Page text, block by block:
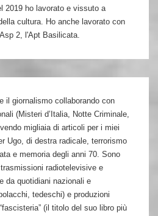
2019 ho lavorato e vissuto a
cultura. Ho anche lavorato con
2, l'Apt Basilicata.
il giornalismo collaborando con
(Misteri d’Italia, Notte Criminale,
migliaia di articoli per i miei
Ugo, di destra radicale, terrorismo
e memoria degli anni 70. Sono
radiotelevisive e
da quotidiani nazionali e
tedeschi) e produzioni
(il titolo del suo libro più